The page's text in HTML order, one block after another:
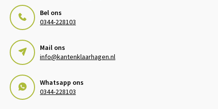
Bel ons
0344-228103
Mail ons
info@kantenklaarhagen.nl
Whatsapp ons
0344-228103